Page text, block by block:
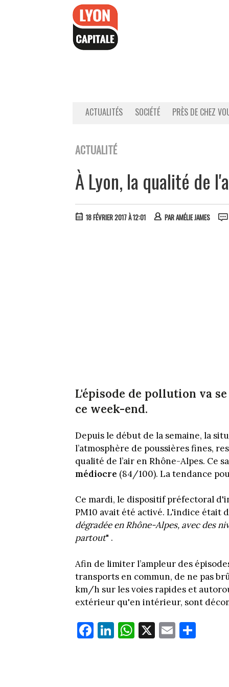
ACTUALITÉS SOCIÉTÉ PRÈS DE CHEZ
ACTUALITÉ
À Lyon, la qualité de
18 FÉVRIER 2017 À 12:01 PARAMÉLIE JAMES
L'épisode de pollution va
ce week-end.
Depuis le début de la semaine, la
l’atmosphère de poussières fines,
qualité de l’air en Rhône-Alpes. Ce
médiocre (84/100). La tendance
Ce mardi, le dispositif préfectoral
PM10 avait été activé. L'indice était
dégradée en Rhône-Alpes, avec des
partout" .
Afin de limiter l’ampleur des
transports en commun, de ne pas
km/h sur les voies rapides et
extérieur qu'en intérieur, sont
Fa
ce
Li
nk
W
ha
X E
m